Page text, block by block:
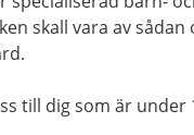
skall vara av
till dig som är